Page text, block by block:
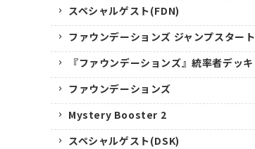
スペシャルゲスト(FDN)
ファウンデーションズ ジャンプスタート
『ファウンデーションズ』統率者デッキ
ファウンデーションズ
Mystery Booster 2
スペシャルゲスト(DSK)